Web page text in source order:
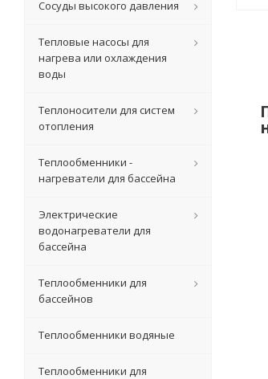
Сосуды высокого давления
Тепловые насосы для
нагрева или охлаждения
воды
Теплоносители для систем
отопления
Теплообменники -
нагреватели для бассейна
Электрические
водонагреватели для
бассейна
Теплообменники для
бассейнов
Теплообменники водяные
Теплообменники для